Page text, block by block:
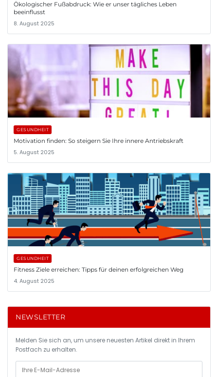
Ökologischer Fußabdruck: Wie er unser tägliches Leben
beeinflusst
8. August 2025
GESUNDHEIT
Motivation finden: So steigern Sie Ihre innere Antriebskraft
5. August 2025
GESUNDHEIT
Fitness Ziele erreichen: Tipps für deinen erfolgreichen Weg
4. August 2025
NEWSLETTER
Melden Sie sich an, um unsere neuesten Artikel direkt in Ihrem
Postfach zu erhalten.